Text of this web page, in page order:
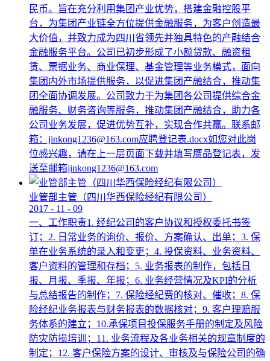
民币。旨在充分利用集团产业优势，搭建金融控股平
台，为集团产业链全方位提供金融服务，为客户创造最
大价值，并致力成为四川省领先并独具特色的产融结合
金融服务平台。公司已初步形成了小额贷款、融资租
赁、票据业务、商业保理、基金管理等业务模式，面向
集团内外市场提供服务，以促进集团产融结合，推动集
团全面协调发展。公司致力于为集团各公司提供综合金
融服务、财务咨询等服务，推动集团产融结合，助力各
公司业务发展，促进优势互补，实现合作共赢。联系邮
箱：jinkong1236@163.com应聘登记表.docx如您对此岗
位感兴趣，请在上一层页面下载并填写赝品登记表，发
送至邮箱jinkong1236@163.com
业管部主管（四川华西保险经纪有限公司）
2017 - 11 - 09
一、工作职责1. 经纪公司的客户协议和授权委托书签
订；2. 日常业务的询价、报价、方案确认、出单；3. 保
单在业务系统的录入和变更；4. 投保资料、业务资料、
客户资料的管理和存档；5. 业务报表的制作，包括日
报、月报、季报、年报；6. 业务经营情况及KPI的分析
与总结报告的制作；7. 保险经纪费的核对、催收；8. 保
险经纪业务报表与财务报表的数据核对；9. 客户理赔服
务体系的建立；10.承保项目投保服务手册的制定及风险
防灾防损培训；11. 业务流程及各业务相关的规章制度的
制定；12. 客户保险方案的设计、审核及与保险公司的确